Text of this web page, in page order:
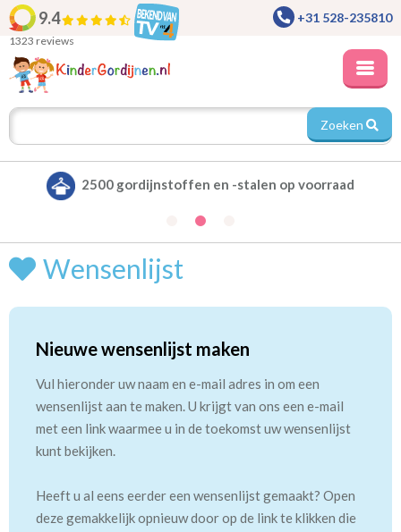
9.4
1323 reviews
+31 528-235810
Zoeken
2500 gordijnstoffen en -stalen op voorraad
Wensenlijst
Nieuwe wensenlijst maken
Vul hieronder uw naam en e-mail adres in om een
wensenlijst aan te maken. U krijgt van ons een e-mail
met een link waarmee u in de toekomst uw wensenlijst
kunt bekijken.
Heeft u al eens eerder een wensenlijst gemaakt? Open
deze gemakkelijk opnieuw door op de link te klikken die